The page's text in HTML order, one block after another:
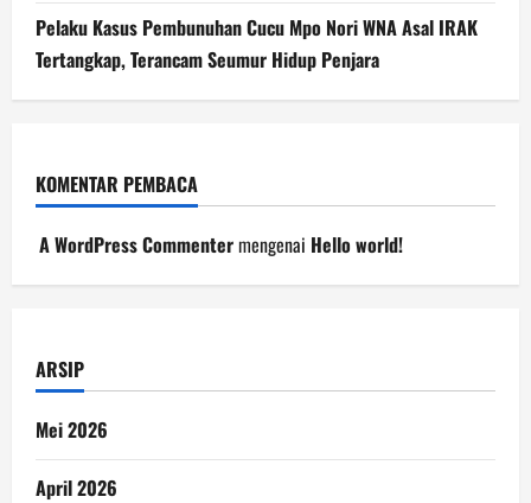
Pelaku Kasus Pembunuhan Cucu Mpo Nori WNA Asal IRAK
Tertangkap, Terancam Seumur Hidup Penjara
KOMENTAR PEMBACA
A WordPress Commentermengenai Hello world!
ARSIP
Mei 2026
April 2026